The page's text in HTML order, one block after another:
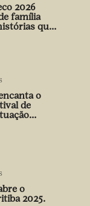
2026
família
que
o
de
o
2025.